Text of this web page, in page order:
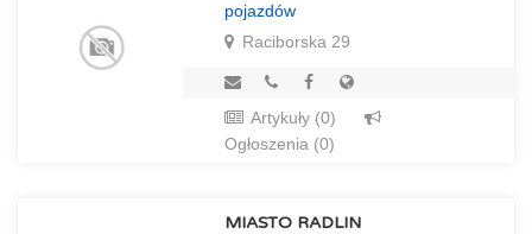
pojazdów
Raciborska 29
Artykuły (0)
Ogłoszenia (0)
MIASTO RADLIN